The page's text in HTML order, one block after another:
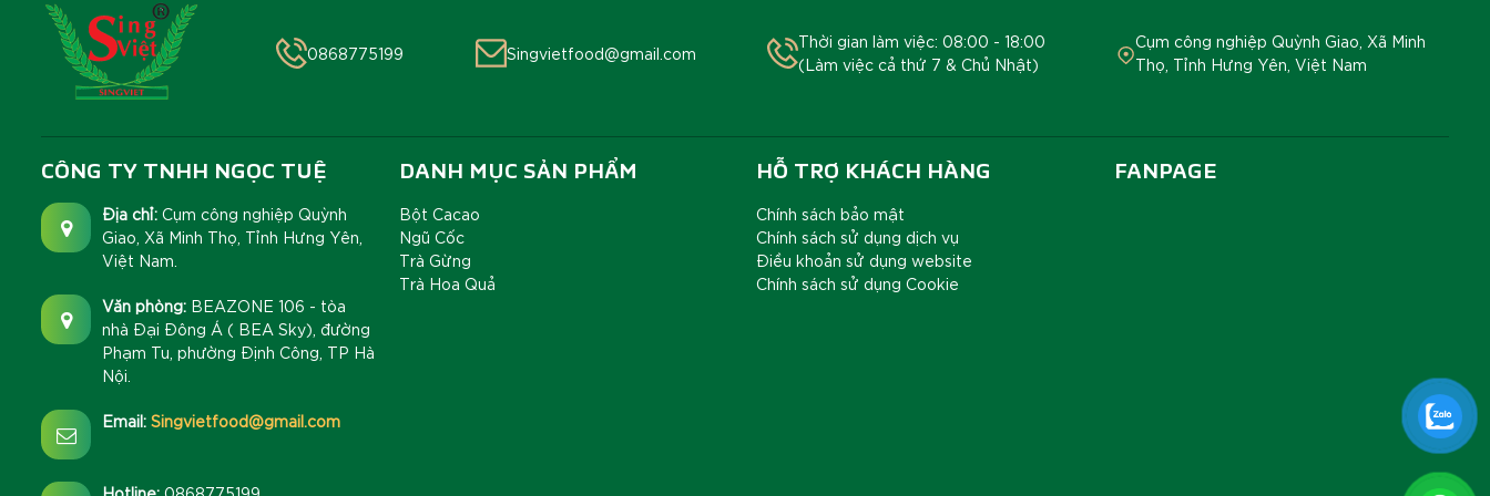
0868775199 Singvietfood@gmail.com
Thời gian làm việc: 08:00 - 18:00
(Làm việc cả thứ 7 & Chủ Nhật)
Cụm công nghiệp Quỳnh Giao, Xã Minh
Thọ, Tỉnh Hưng Yên, Việt Nam
CÔNG TY TNHH NGỌC TUỆ
Địa chỉ: Cụm công nghiệp Quỳnh
Giao, Xã Minh Thọ, Tỉnh Hưng Yên,
Việt Nam.
Văn phòng: BEAZONE 106 - tòa
nhà Đại Đông Á ( BEA Sky), đường
Phạm Tu, phường Định Công, TP Hà
Nội.
Email: Singvietfood@gmail.com
DANH MỤC SẢN PHẨM
Bột Cacao
Ngũ Cốc
Trà Gừng
Trà Hoa Quả
HỖ TRỢ KHÁCH HÀNG
Chính sách bảo mật
Chính sách sử dụng dịch vụ
Điều khoản sử dụng website
Chính sách sử dụng Cookie
FANPAGE